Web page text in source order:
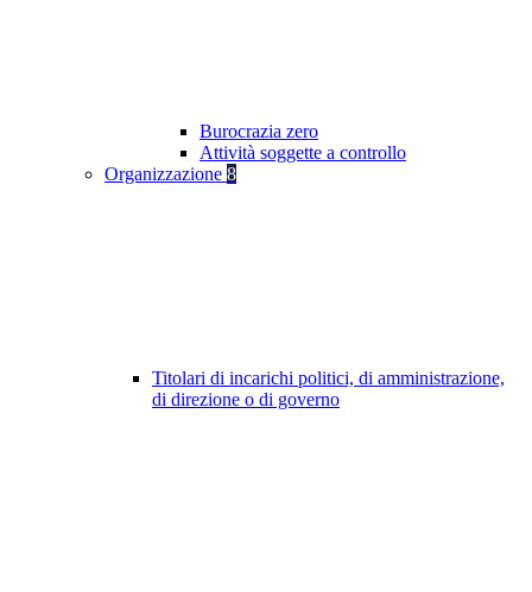
Burocrazia zero
Attività soggette a controllo
Organizzazione 8
Titolari di incarichi politici, di amministrazione,
di direzione o di governo